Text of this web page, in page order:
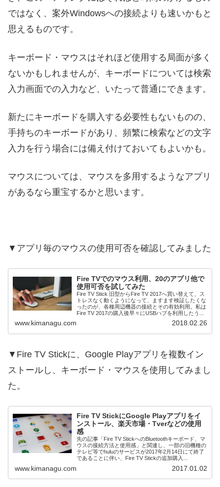
ではなく、案外Windowsへの接続よりも速いかもと
思えるものです。
キーボード・マウスはそれほど使用する局面が多く
ないかもしれませんが、キーボードについては検索
入力画面での入力など、いたって普通にできます。
新たにキーボードを購入する必要性もないものの、
手持ちのキーボードがあり、頻繁に検索などの文字
入力を行う場合には備え付けておいてもよいかも。
マウスについては、マウスを多用するようなアプリ
があるなら重宝するかと思います。
▼アプリ毎のマウスの使用可否を確認してみました
Fire TVでのマウス利用、20のアプリ他で
使用可否を試してみた
Fire TV Stick 旧型からFire TV 2017へ買い替えて、ス
トレスなく動くようになって、ますます検証したくな
ったのが、各種周辺機器の接続とその有効利用。私は
Fire TV 2017の購入後早々にUSBハブを利用したう...
www.kimanagu.com 2018.02.26
▼Fire TV Stickに、Google Playアプリを複数イン
ストールし、キーボード・マウスを使用してみまし
た。
Fire TV StickにGoogle Playアプリをイ
ンストール、楽天市場・Tverなどの使用
感
先の記事「Fire TV StickへのBluetoothキーボード、マ
ウスの接続方法と使用感」と関連し、一部の旧機種の
テレビ等でhuluのサービスが2017年2月14日にて終了
であることに伴い、Fire TV Stickの追加購入...
www.kimanagu.com 2017.01.02